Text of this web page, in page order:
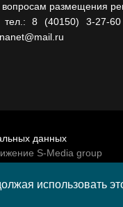
размещения
тел.: 8 (40150) 3-27-60
данных
S-Media group
использовать